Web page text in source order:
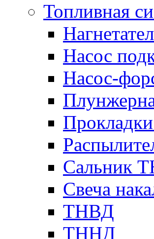
Топливная
Насос
Насос-
Сальник
Свеча
ТНВД
ТННД